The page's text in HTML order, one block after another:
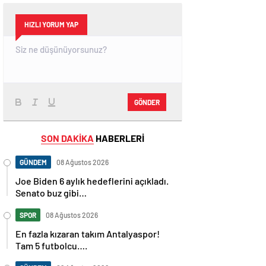
HIZLI YORUM YAP
GÖNDER
SON DAKİKA HABERLERİ
GÜNDEM 08 Ağustos 2026
Joe Biden 6 aylık hedeflerini açıkladı.
Senato buz gibi…
SPOR 08 Ağustos 2026
En fazla kızaran takım Antalyaspor!
Tam 5 futbolcu….